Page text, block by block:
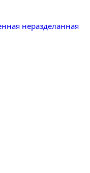
неразделанная